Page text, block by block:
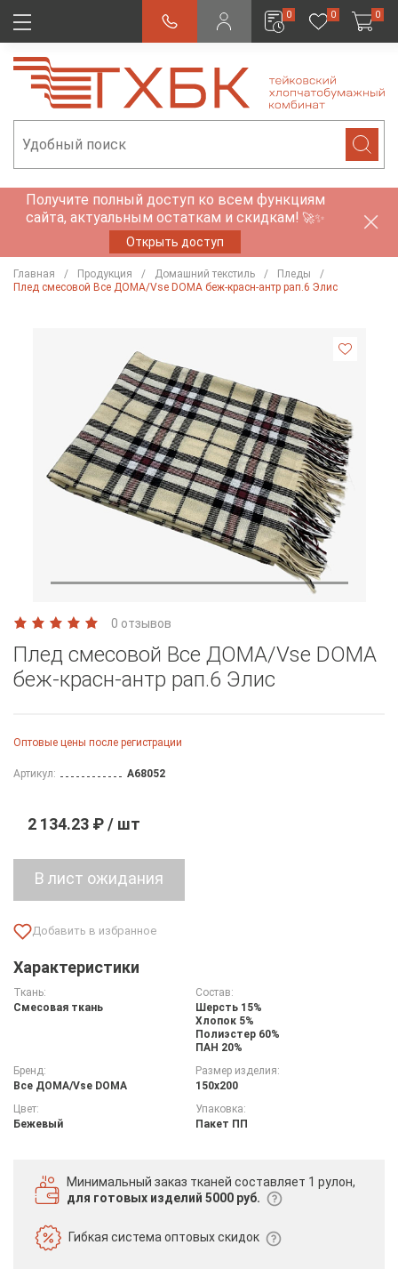
0 0 0
Получите полный доступ ко всем функциям
сайта, актуальным остаткам и скидкам! 🚀✨
Открыть доступ
Главная Продукция Домашний текстиль
Пледы
Плед смесовой Все ДOMA/Vse DOMA беж-красн-антр рап.6 Элис
0 отзывов
Плед смесовой Все ДOMA/Vse DOMA
беж-красн-антр рап.6 Элис
Оптовые цены после регистрации
Артикул: A68052
2 134.23 ₽ / шт
Характеристики
Ткань:
Смесовая ткань
Состав:
Шерсть 15%
Хлопок 5%
Полиэстер 60%
ПАН 20%
Бренд:
Все ДOMA/Vse DOMA
Размер изделия:
150х200
Цвет:
Бежевый
Упаковка:
Пакет ПП
Минимальный заказ тканей составляет 1 рулон,
для готовых изделий 5000 руб.
Гибкая системаоптовых скидок